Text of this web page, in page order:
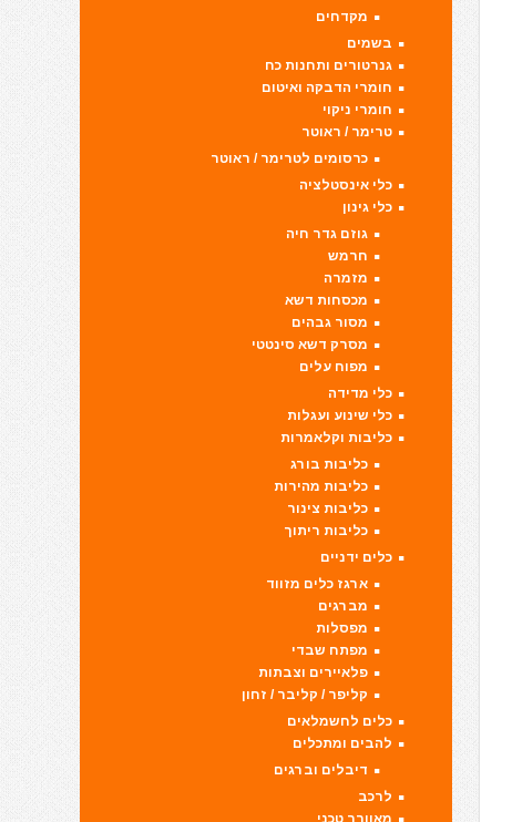
מקדחים
בשמים
גנרטורים ותחנות כח
חומרי הדבקה ואיטום
חומרי ניקוי
טרימר / ראוטר
כרסומים לטרימר / ראוטר
כלי אינסטלציה
כלי גינון
גוזם גדר חיה
חרמש
מזמרה
מכסחות דשא
מסור גבהים
מסרק דשא סינטטי
מפוח עלים
כלי מדידה
כלי שינוע ועגלות
כליבות וקלאמרות
כליבות בורג
כליבות מהירות
כליבות צינור
כליבות ריתוך
כלים ידניים
ארגז כלים מזווד
מברגים
מפסלות
מפתח שבדי
פלאיירים וצבתות
קליפר / קליבר / זחון
כלים לחשמלאים
להבים ומתכלים
דיבלים וברגים
לרכב
מאוורר טכני